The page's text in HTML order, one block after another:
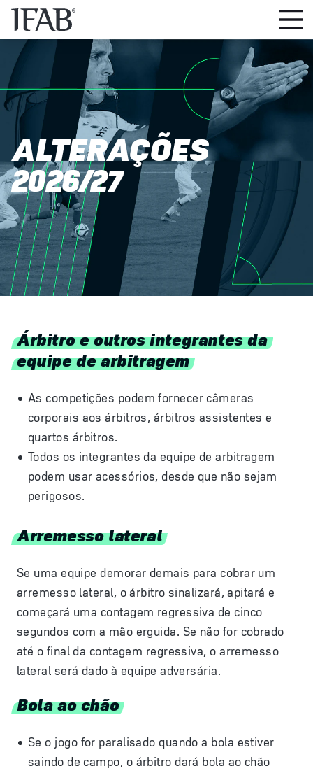
ALTERAÇÕES
2026/27
Árbitro e outros integrantes da
equipe de arbitragem
As competições podem fornecer câmeras
corporais aos árbitros, árbitros assistentes e
quartos árbitros.
Todos os integrantes da equipe de arbitragem
podem usar acessórios, desde que não sejam
perigosos.
Arremesso lateral
Se uma equipe demorar demais para cobrar um
arremesso lateral, o árbitro sinalizará, apitará e
começará uma contagem regressiva de cinco
segundos com a mão erguida. Se não for cobrado
até o final da contagem regressiva, o arremesso
lateral será dado à equipe adversária.
Bola ao chão
Se o jogo for paralisado quando a bola estiver
saindo de campo, o árbitro dará bola ao chão